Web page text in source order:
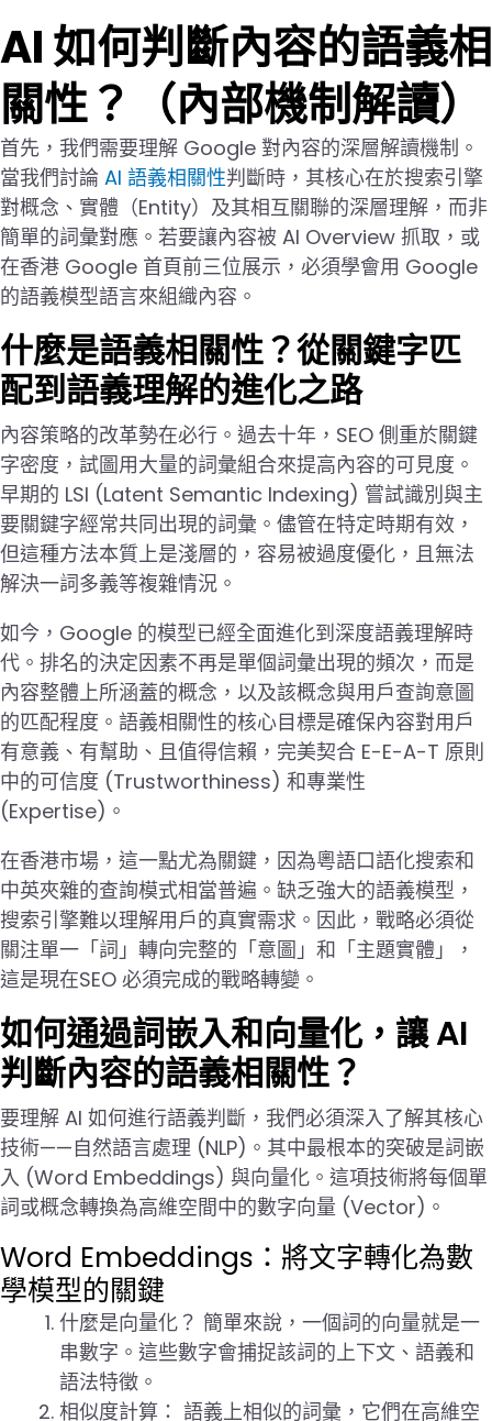
AI 如何判斷內容的語義相
關性？（內部機制解讀）
首先，我們需要理解 Google 對內容的深層解讀機制。
當我們討論 AI 語義相關性判斷時，其核心在於搜索引擎
對概念、實體（Entity）及其相互關聯的深層理解，而非
簡單的詞彙對應。若要讓內容被 AI Overview 抓取，或
在香港 Google 首頁前三位展示，必須學會用 Google
的語義模型語言來組織內容。
什麼是語義相關性？從關鍵字匹
配到語義理解的進化之路
內容策略的改革勢在必行。過去十年，SEO 側重於關鍵
字密度，試圖用大量的詞彙組合來提高內容的可見度。
早期的 LSI (Latent Semantic Indexing) 嘗試識別與主
要關鍵字經常共同出現的詞彙。儘管在特定時期有效，
但這種方法本質上是淺層的，容易被過度優化，且無法
解決一詞多義等複雜情況。
如今，Google 的模型已經全面進化到深度語義理解時
代。排名的決定因素不再是單個詞彙出現的頻次，而是
內容整體上所涵蓋的概念，以及該概念與用戶查詢意圖
的匹配程度。語義相關性的核心目標是確保內容對用戶
有意義、有幫助、且值得信賴，完美契合 E-E-A-T 原則
中的可信度 (Trustworthiness) 和專業性
(Expertise)。
在香港市場，這一點尤為關鍵，因為粵語口語化搜索和
中英夾雜的查詢模式相當普遍。缺乏強大的語義模型，
搜索引擎難以理解用戶的真實需求。因此，戰略必須從
關注單一「詞」轉向完整的「意圖」和「主題實體」，
這是現在SEO 必須完成的戰略轉變。
如何通過詞嵌入和向量化，讓 AI
判斷內容的語義相關性？
要理解 AI 如何進行語義判斷，我們必須深入了解其核心
技術——自然語言處理 (NLP)。其中最根本的突破是詞嵌
入 (Word Embeddings) 與向量化。這項技術將每個單
詞或概念轉換為高維空間中的數字向量 (Vector)。
Word Embeddings：將文字轉化為數
學模型的關鍵
什麼是向量化？ 簡單來說，一個詞的向量就是一
串數字。這些數字會捕捉該詞的上下文、語義和
語法特徵。
相似度計算： 語義上相似的詞彙，它們在高維空